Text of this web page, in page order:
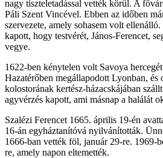
nagy tiszteletadással vették körül. A
Páli Szent Vincével. Ebben az időben
szervezete, amely sohasem volt
kapott, hogy testvérét, János-Ferencet,
vegye.
1622-ben kénytelen volt Savoya
Hazatérőben megállapodott Lyonban, és
kolostorának kertész-házacskájában
agyvérzés kapott, ami másnap a halálát
Szalézi Ferencet 1665. április 19-én
16-án egyháztanítóvá nyilvánították.
1666-ban vették föl, január 29-re. 1969-
re, amely napon eltemették.